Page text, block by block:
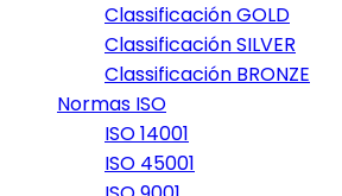
Classificación GOLD
Classificación SILVER
Classificación BRONZE
Normas ISO
ISO 14001
ISO 45001